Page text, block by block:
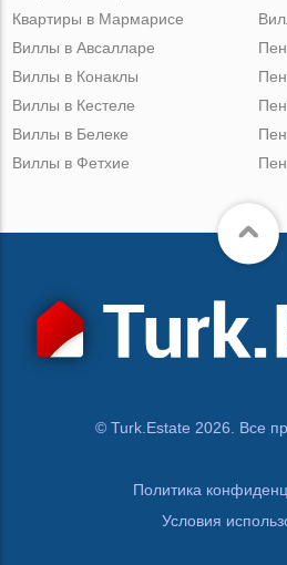
Квартиры в Мармарисе
Виллы в Авсалларе
Виллы в Конаклы
Виллы в Кестеле
Виллы в Белеке
Виллы в Фетхие
© Turk.Estate 2026. Все
Политика
Условия